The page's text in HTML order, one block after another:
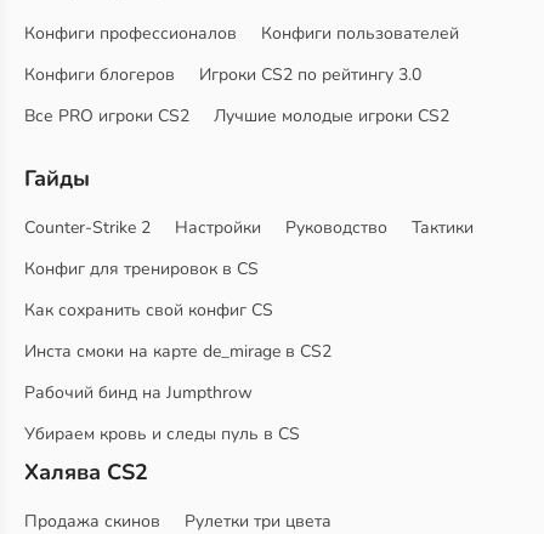
Конфиги профессионалов
Конфиги пользователей
Конфиги блогеров
Игроки CS2 по рейтингу 3.0
Все PRO игроки CS2
Лучшие молодые игроки CS2
Гайды
Counter-Strike 2 Настройки Руководство
Тактики
Конфиг для тренировок в CS
Как сохранить свой конфиг CS
Инста смоки на карте de_mirage в CS2
Рабочий бинд на Jumpthrow
Убираем кровь и следы пуль в CS
Халява CS2
Продажа скинов
Рулетки три цвета